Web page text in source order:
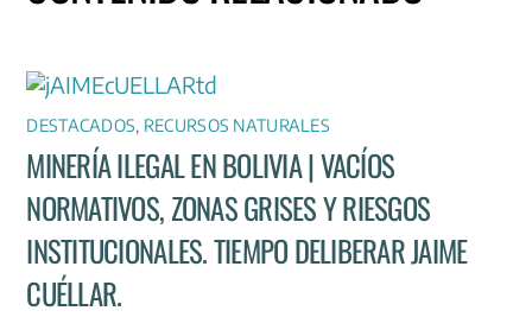
DESTACADOS, RECURSOS NATURALES
MINERÍA ILEGAL EN BOLIVIA | VACÍOS
NORMATIVOS, ZONAS GRISES Y RIESGOS
INSTITUCIONALES. TIEMPO DELIBERAR JAIME
CUÉLLAR.